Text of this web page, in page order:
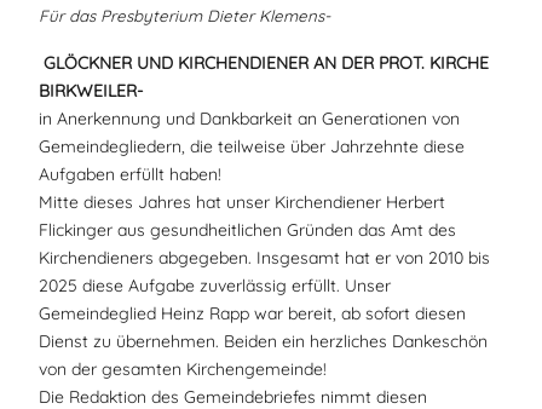
Für das Presbyterium Dieter Klemens-
GLÖCKNER UND KIRCHENDIENER AN DER PROT. KIRCHE
BIRKWEILER-
in Anerkennung und Dankbarkeit an Generationen von
Gemeindegliedern, die teilweise über Jahrzehnte diese
Aufgaben erfüllt haben!
Mitte dieses Jahres hat unser Kirchendiener Herbert
Flickinger aus gesundheitlichen Gründen das Amt des
Kirchendieners abgegeben. Insgesamt hat er von 2010 bis
2025 diese Aufgabe zuverlässig erfüllt. Unser
Gemeindeglied Heinz Rapp war bereit, ab sofort diesen
Dienst zu übernehmen. Beiden ein herzliches Dankeschön
von der gesamten Kirchengemeinde!
Die Redaktion des Gemeindebriefes nimmt diesen